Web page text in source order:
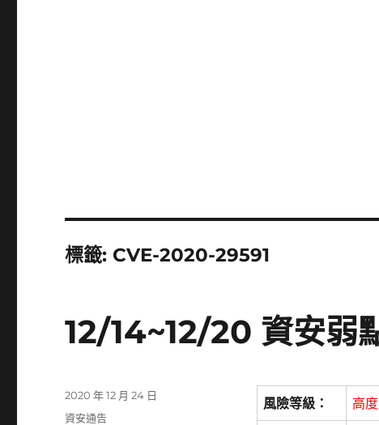
標籤: CVE-2020-29591
12/14~12/20 資安弱
風險等級： 高
發
佈
2020 年 12 月 24 日
分
資安通告